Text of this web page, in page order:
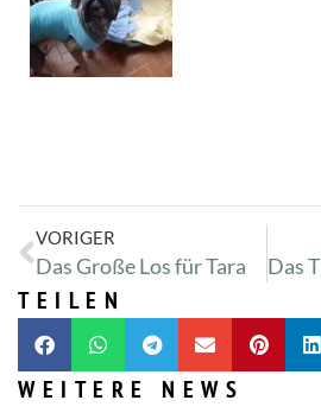
VORIGER
Das Große Los für Tara
TEILEN
WEITERE NEWS